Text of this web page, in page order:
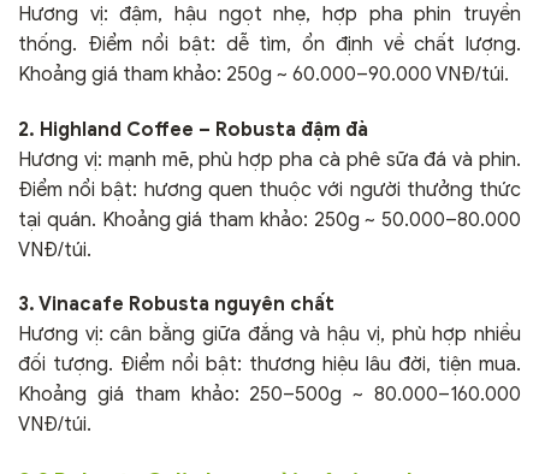
Hương vị: đậm, hậu ngọt nhẹ, hợp pha phin truyền
thống. Điểm nổi bật: dễ tìm, ổn định về chất lượng.
Khoảng giá tham khảo: 250g ~ 60.000–90.000 VNĐ/túi.
2. Highland Coffee – Robusta đậm đà
Hương vị: mạnh mẽ, phù hợp pha cà phê sữa đá và phin.
Điểm nổi bật: hương quen thuộc với người thưởng thức
tại quán. Khoảng giá tham khảo: 250g ~ 50.000–80.000
VNĐ/túi.
3. Vinacafe Robusta nguyên chất
Hương vị: cân bằng giữa đắng và hậu vị, phù hợp nhiều
đối tượng. Điểm nổi bật: thương hiệu lâu đời, tiện mua.
Khoảng giá tham khảo: 250–500g ~ 80.000–160.000
VNĐ/túi.